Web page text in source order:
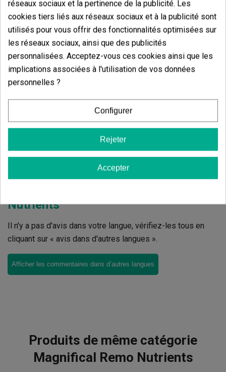
4 étoiles
0.00%
3 étoiles
0.00%
0.00%
1 étoiles
0.00%
6 Valorisations globales
Nutrients
Il n'y a pas d'avis dans votre langue, vérifiez-les tous en
cliquant sur « avis dans d'autres langues ».
Afficher les commentaires dans d’autres langues
Produits de même catégorie
Magnifical Remo Nutrients
réseaux sociaux et la pertinence de la publicité. Les
cookies tiers liés aux réseaux sociaux et à la publicité sont
utilisés pour vous offrir des fonctionnalités optimisées sur
les réseaux sociaux, ainsi que des publicités
personnalisées. Acceptez-vous ces cookies ainsi que les
implications associées à l'utilisation de vos données
personnelles ?
Configurer
Rejeter
Accepter